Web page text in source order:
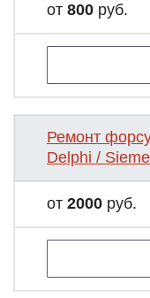
от 800 руб.
Ремонт
Delphi /
от 2000 руб.